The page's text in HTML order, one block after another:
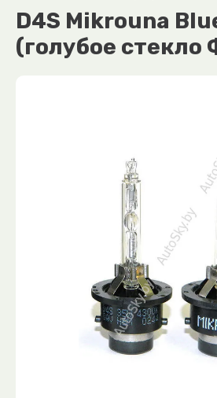
D4S Mikrouna
(голубое стекло